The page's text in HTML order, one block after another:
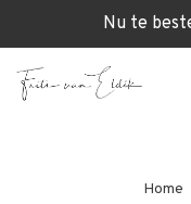
Nu te
Home